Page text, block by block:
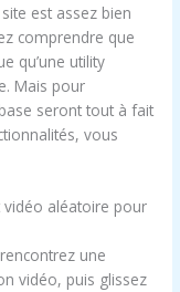
est assez bien
comprendre que
qu’une utility
Mais pour
seront tout à fait
vous
vidéo aléatoire pour
une
vidéo, puis glissez